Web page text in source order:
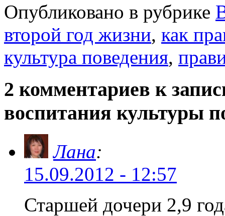
Опубликовано в рубрике
второй год жизни, как
культура поведения,
2 комментариев к
воспитания культуры
Лана:
15.09.2012 - 12:57
Старшей дочери 2,9